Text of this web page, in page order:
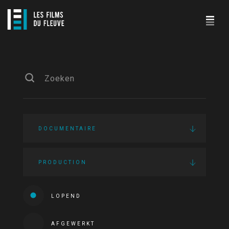
DOCUMENTAIRE
PRODUCTION
LOPEND
AFGEWERKT